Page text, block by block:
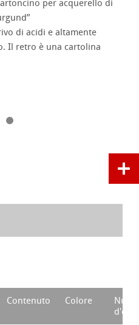
per acquerello di
di acidi e altamente
Il retro è una cartolina
Contenuto Colore